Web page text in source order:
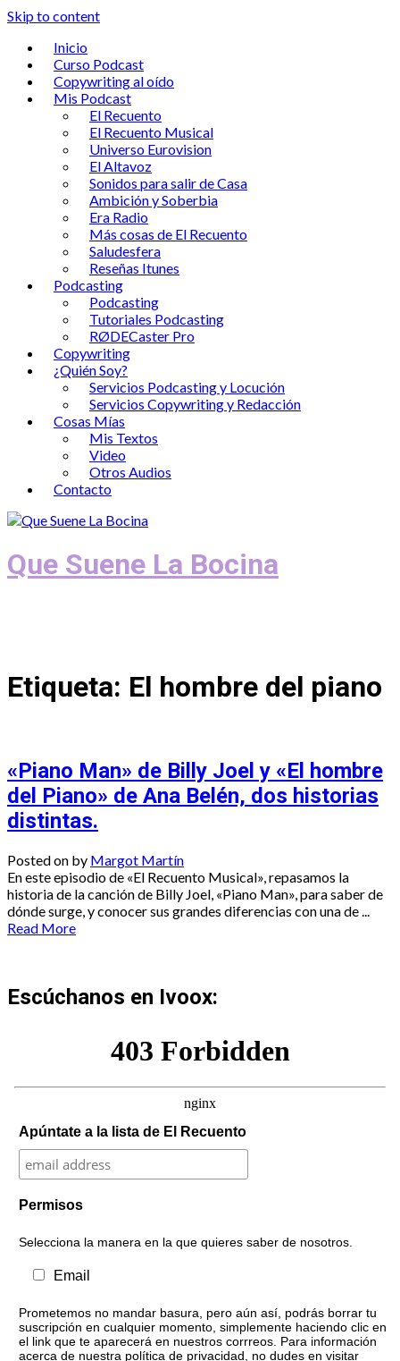
Skip to content
Inicio
Curso Podcast
Copywriting al oído
Mis Podcast
El Recuento
El Recuento Musical
Universo Eurovision
El Altavoz
Sonidos para salir de Casa
Ambición y Soberbia
Era Radio
Más cosas de El Recuento
Saludesfera
Reseñas Itunes
Podcasting
Podcasting
Tutoriales Podcasting
RØDECaster Pro
Copywriting
¿Quién Soy?
Servicios Podcasting y Locución
Servicios Copywriting y Redacción
Cosas Mías
Mis Textos
Video
Otros Audios
Contacto
Que Suene La Bocina
Etiqueta: El hombre del piano
«Piano Man» de Billy Joel y «El hombre
del Piano» de Ana Belén, dos historias
distintas.
Posted on by Margot Martín
En este episodio de «El Recuento Musical», repasamos la
historia de la canción de Billy Joel, «Piano Man», para saber de
dónde surge, y conocer sus grandes diferencias con una de ...
Read More
Escúchanos en Ivoox:
Apúntate a la lista de El Recuento
Permisos
Selecciona la manera en la que quieres saber de nosotros.
Email
Prometemos no mandar basura, pero aún así, podrás borrar tu
suscripción en cualquier momento, simplemente haciendo clic en
el link que te aparecerá en nuestros corrreos. Para información
acerca de nuestra política de privacidad, no dudes en visitar